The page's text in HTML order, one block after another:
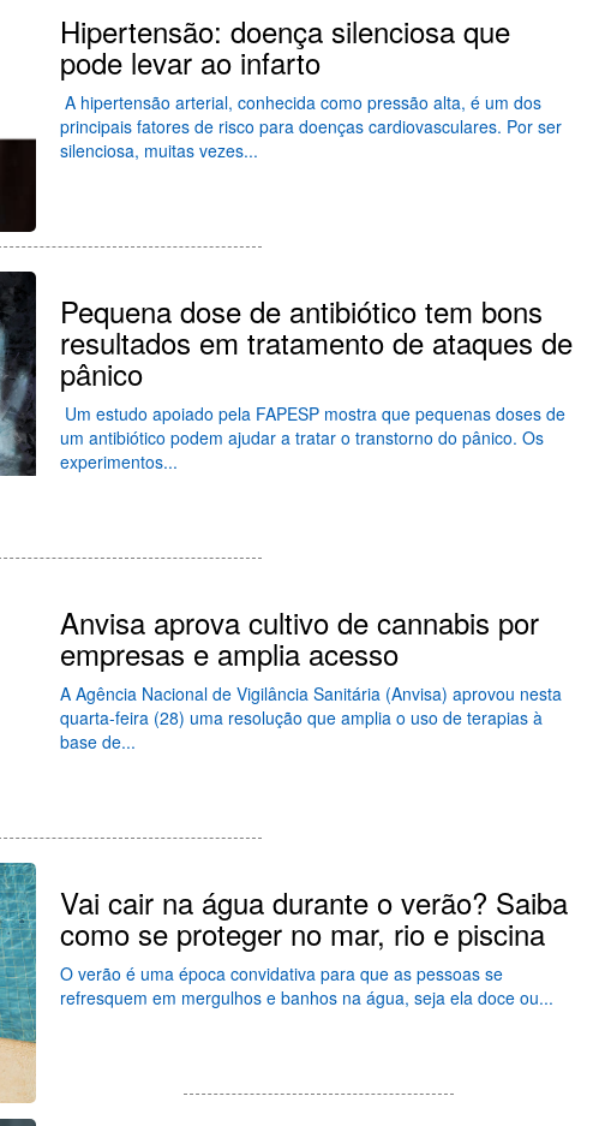
Hipertensão: doença silenciosa que
pode levar ao infarto
A hipertensão arterial, conhecida como pressão alta, é um dos
principais fatores de risco para doenças cardiovasculares. Por ser
silenciosa, muitas vezes...
Pequena dose de antibiótico tem bons
resultados em tratamento de ataques de
pânico
Um estudo apoiado pela FAPESP mostra que pequenas doses de
um antibiótico podem ajudar a tratar o transtorno do pânico. Os
experimentos...
Anvisa aprova cultivo de cannabis por
empresas e amplia acesso
A Agência Nacional de Vigilância Sanitária (Anvisa) aprovou nesta
quarta-feira (28) uma resolução que amplia o uso de terapias à
base de...
Vai cair na água durante o verão? Saiba
como se proteger no mar, rio e piscina
O verão é uma época convidativa para que as pessoas se
refresquem em mergulhos e banhos na água, seja ela doce ou...